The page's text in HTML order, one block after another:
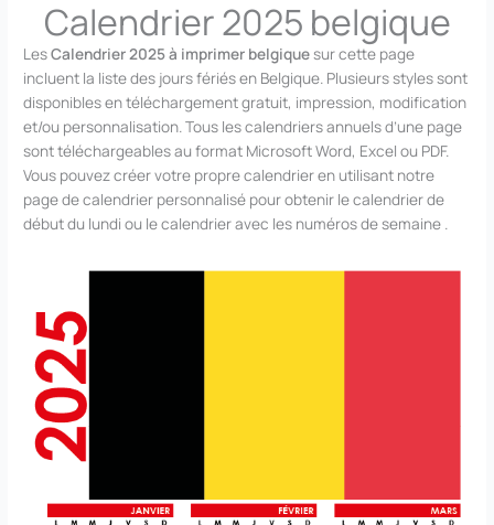
Calendrier 2025 belgique
LesCalendrier 2025 à imprimer belgiquesur cette page
incluent la liste des jours fériés en Belgique. Plusieurs styles sont
disponibles en téléchargement gratuit, impression, modification
et/ou personnalisation. Tous les calendriers annuels d’une page
sont téléchargeables au format Microsoft Word, Excel ou PDF.
Vous pouvez créer votre propre calendrier en utilisant notre
page de calendrier personnalisé pour obtenir le calendrier de
début du lundi ou le calendrier avec les numéros de semaine .